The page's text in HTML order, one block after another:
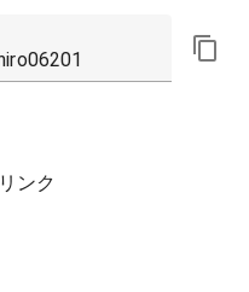
ンク